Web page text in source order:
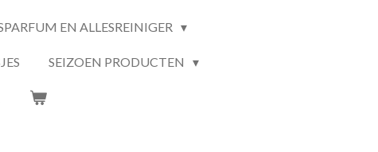
EN ALLESREINIGER
SEIZOEN PRODUCTEN